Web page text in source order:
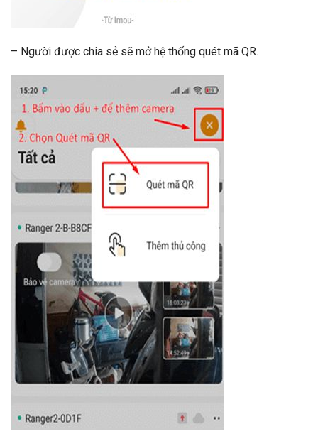
– Người được chia sẻ sẽ mở hệ thống quét mã QR.